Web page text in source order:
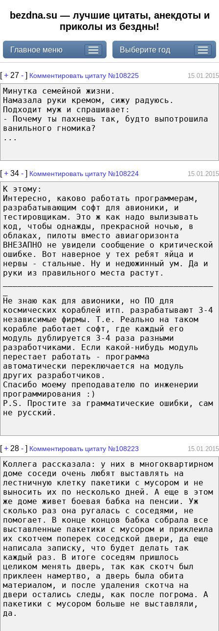
bezdna.su — лучшие цитаты, анекдоты и
приколы из бездны!
Главное меню Выберите год
[+ 27 - ] Комментировать цитату №108225 15.01.2015
Минутка семейной жизни.
Намазала руки кремом, сижу радуюсь.
Подходит муж и спрашивает:
- Почему ты пахнешь так, будто выпотрошила
ванильного гномика?
...
[+ 34 - ] Комментировать цитату №108224 15.01.2015
К этому:
Интересно, каково работать программерам,
разрабатывающим софт для авионики, и
тестировщикам. Это ж как надо вылизывать
код, чтобы однажды, прекрасной ночью, в
облаках, пилоты вместо авиагоризонта
ВНЕЗАПНО не увидели сообщение о критической
ошибке. Вот наверное у тех ребят яйца и
нервы - стальные. Ну и недюжинный ум. Да и
руки из правильного места растут.
Не знаю как для авионики, но ПО для
космических кораблей итп. разрабатывают 3-4
независимые фирмы. Т.е. Реально на таком
корабле работает софт, где каждый его
модуль дублируется 3-4 раза разными
разработчиками. Если какой-нибудь модуль
перестает работать - программа
автоматически переключается на модуль
других разработчиков.
Спасибо моему преподавателю по инженерии
программирования :)
P.S. Простите за грамматические ошибки, сам
не русский.
[+ 28 - ] Комментировать цитату №108223 15.01.2015
Коллега рассказала: у них в многоквартирном
доме соседи очень любят выставлять на
лестничную клетку пакетики с мусором и не
выносить их по несколько дней. А еще в этом
же доме живет боевая бабка на пенсии. Уж
сколько раз она ругалась с соседями, не
помогает. В конце концов бабка собрала все
выставленные пакетики с мусором и приклеила
их скотчем поперек соседской двери, да еще
написала записку, что будет делать так
каждый раз. В итоге соседям пришлось
целиком менять дверь, так как скотч был
приклеен намертво, а дверь была обита
материалом, и после удаления скотча на
двери остались следы, как после погрома. А
пакетики с мусором больше не выставляли,
да.